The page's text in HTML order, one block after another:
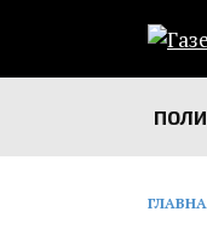
содержанию